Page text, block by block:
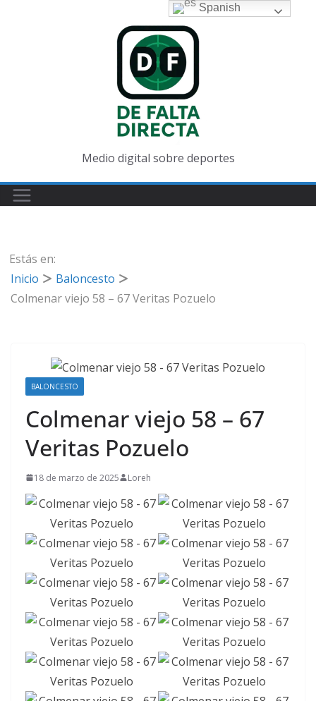
Medio digital sobre deportes
Estás en:
Inicio
Baloncesto
Colmenar viejo 58 – 67 Veritas Pozuelo
BALONCESTO
Colmenar viejo 58 – 67
Veritas Pozuelo
18 de marzo de 2025 Loreh
Spanish